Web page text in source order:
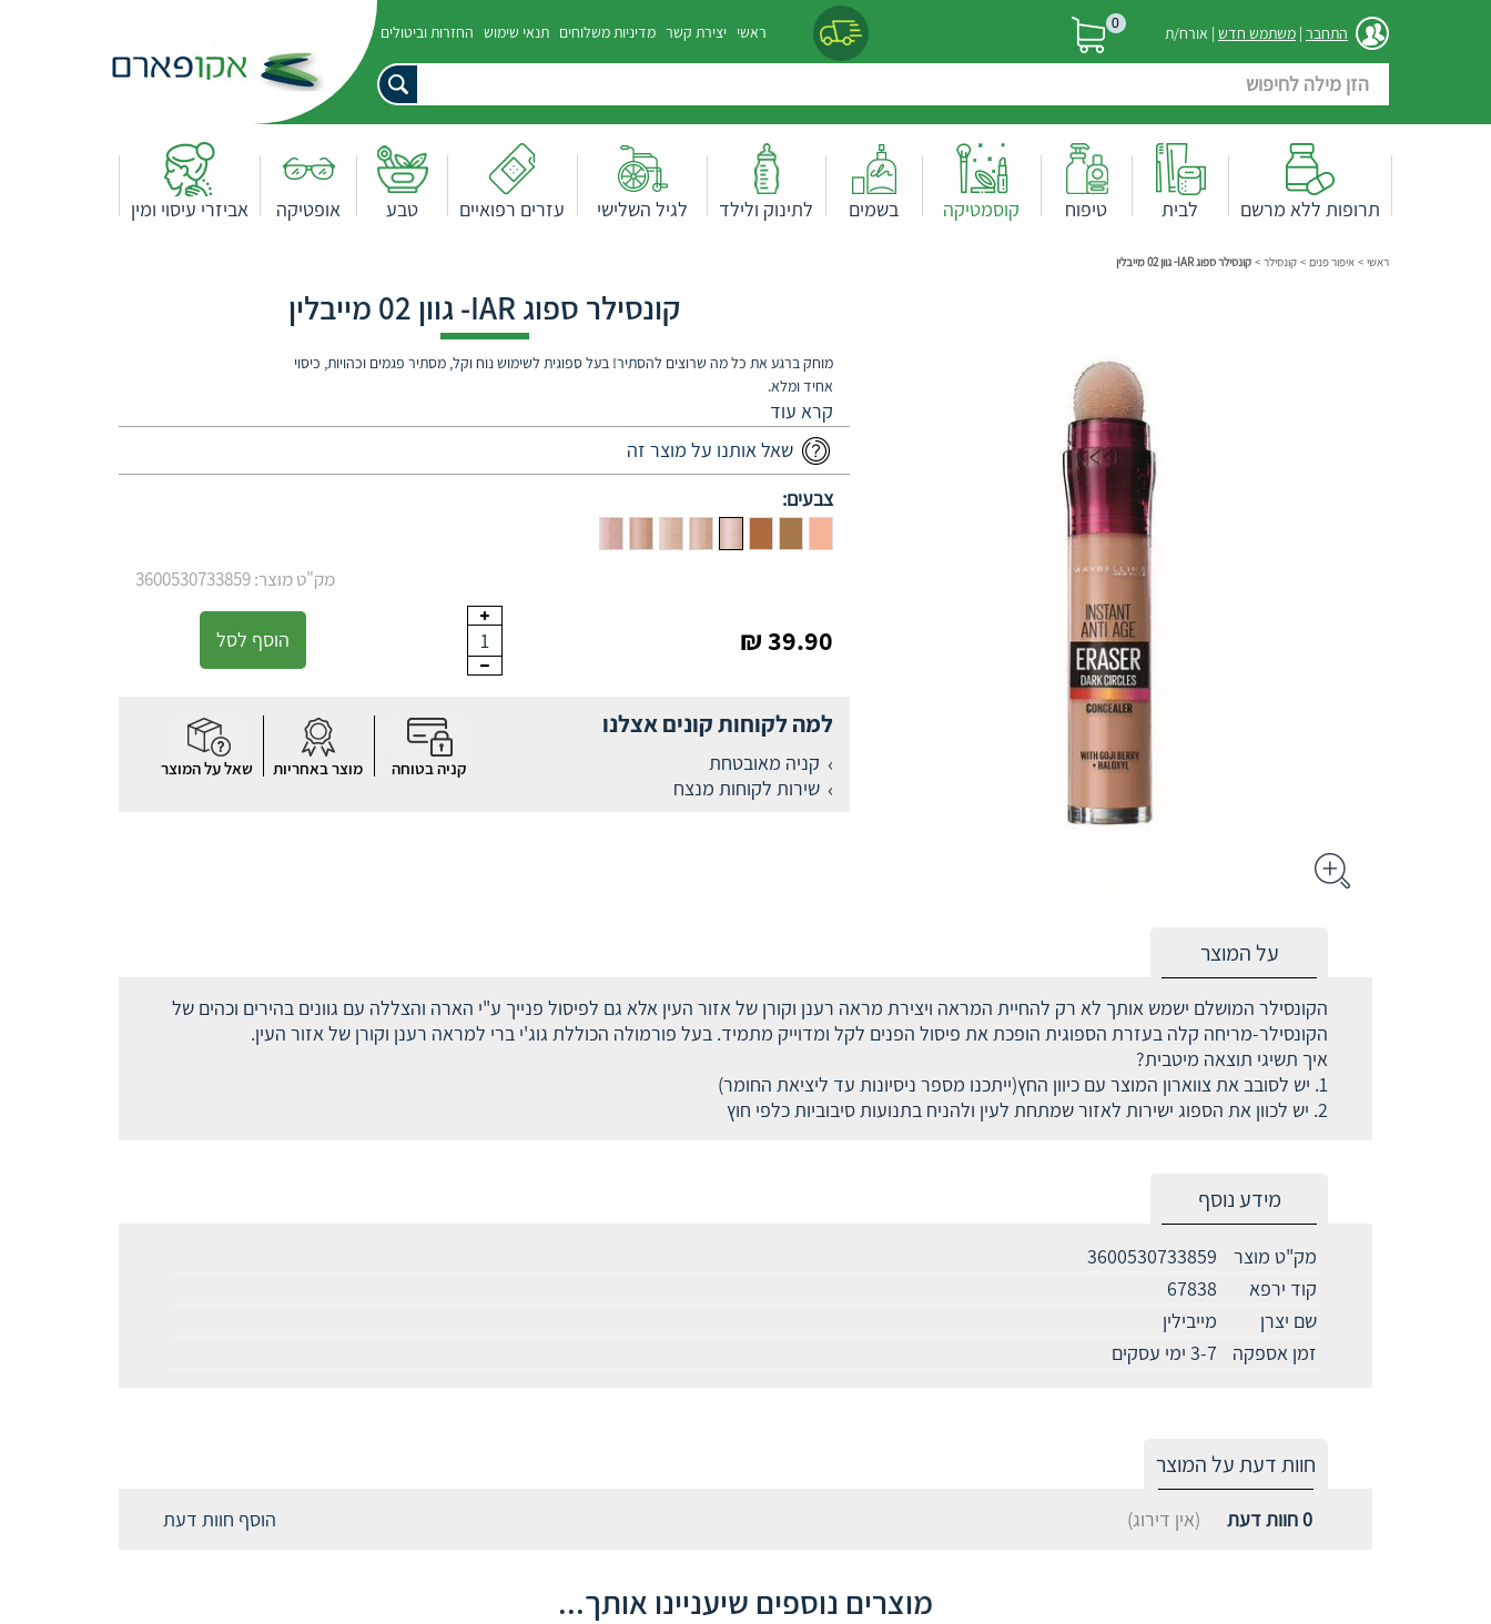
התחבר | משתמש חדש | אורח/ת 0 ראשי יצירת קשר מדיניות משלוחים תנאי שימוש החזרות וביטולים
תרופות ללא מרשם לבית טיפוח קוסמטיקה בשמים לתינוק ולילד לגיל השלישי עזרים רפואיים טבע אופטיקה אביזרי עיסוי ומין
ראשי > איפור פנים > קונסילר > קונסילר ספוג IAR- גוון 02 מייבלין
קונסילר ספוג IAR- גוון 02 מייבלין
מוחק ברגע את כל מה שרוצים להסתיר! בעל ספוגית לשימוש נוח וקל, מסתיר פגמים וכהויות, כיסוי
אחיד ומלא.
שאל אותנו על מוצר זה
צבעים:
מק"ט מוצר: 3600530733859
39.90 ₪
1 הוסף לסל
למה לקוחות קונים אצלנו
קניה מאובטחת
שירות לקוחות מנצח
קניה בטוחה מוצר באחריות שאל על המוצר
על המוצר
הקונסילר המושלם ישמש אותך לא רק להחיית המראה ויצירת מראה רענן וקורן של אזור העין אלא גם לפיסול פנייך ע"י הארה והצללה עם גוונים בהירים וכהים של
הקונסילר-מריחה קלה בעזרת הספוגית הופכת את פיסול הפנים לקל ומדוייק מתמיד. בעל פורמולה הכוללת גוג'י ברי למראה רענן וקורן של אזור העין.
איך תשיגי תוצאה מיטבית?
1. יש לסובב את צווארון המוצר עם כיוון החץ(ייתכנו מספר ניסיונות עד ליציאת החומר)
2. יש לכוון את הספוג ישירות לאזור שמתחת לעין ולהניח בתנועות סיבוביות כלפי חוץ
מידע נוסף
מק"ט מוצר
3600530733859
קוד ירפא
67838
שם יצרן
מייבילין
זמן אספקה
3-7 ימי עסקים
חוות דעת על המוצר
0חוות דעת (אין דירוג) הוסף חוות דעת
מוצרים נוספים שיעניינו אותך...